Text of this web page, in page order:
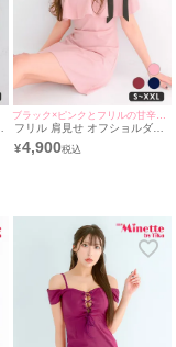
フリル 肩見せ オフショルダー
タイトドレス パステルピンク
(ちぴたん着用/S~XXLサイズ対
¥4,900